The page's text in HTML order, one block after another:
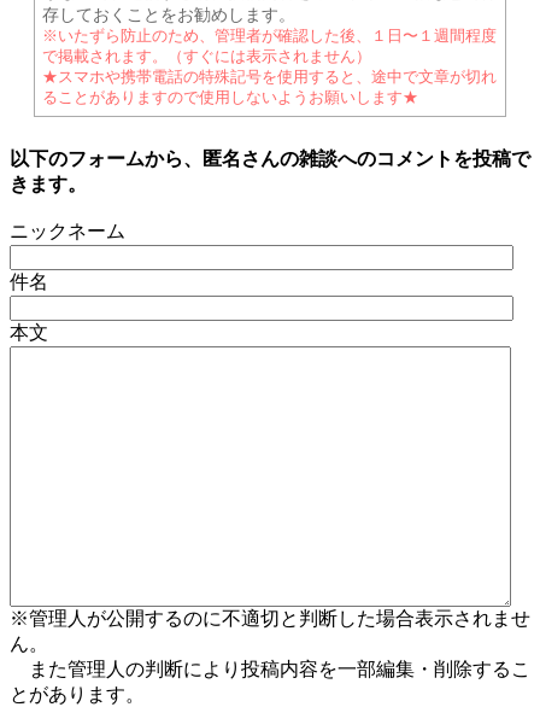
存しておくことをお勧めします。
※いたずら防止のため、管理者が確認した後、１日〜１週間程度
で掲載されます。（すぐには表示されません）
★スマホや携帯電話の特殊記号を使用すると、途中で文章が切れ
ることがありますので使用しないようお願いします★
以下のフォームから、匿名さんの雑談へのコメントを投稿で
きます。
ニックネーム
件名
本文
※管理人が公開するのに不適切と判断した場合表示されませ
ん。
また管理人の判断により投稿内容を一部編集・削除するこ
とがあります。